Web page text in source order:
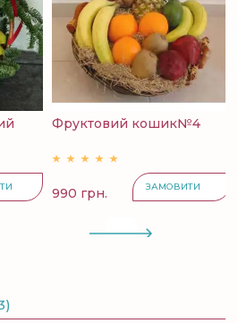
Фруктовий кошик№4
990 грн. ЗАМОВИТИ